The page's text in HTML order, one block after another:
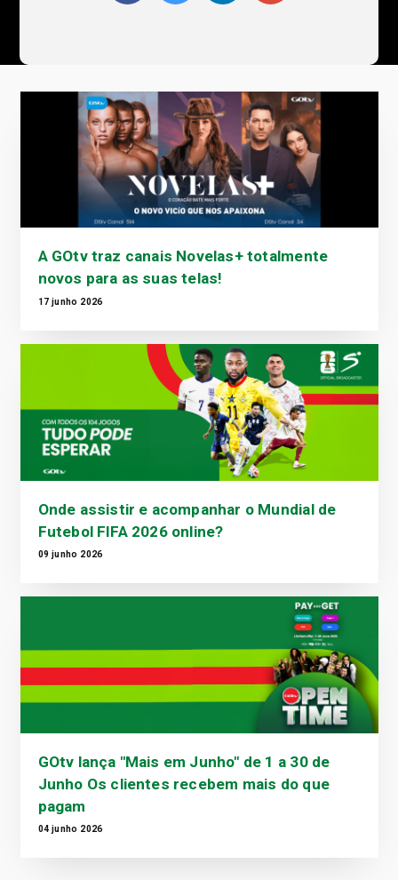
A GOtv traz canais Novelas+ totalmente
novos para as suas telas!
17 junho 2026
Onde assistir e acompanhar o Mundial de
Futebol FIFA 2026 online?
09 junho 2026
GOtv lança "Mais em Junho" de 1 a 30 de
Junho Os clientes recebem mais do que
pagam
04 junho 2026